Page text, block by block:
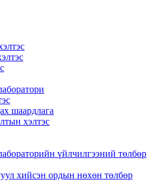
шаардлага
хэлтэс
үйлчилгээний төлбөр
хийсэн ордын нөхөн төлбөр